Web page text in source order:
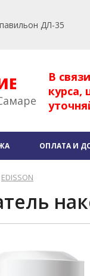
ДЛ-35
В
курса,
ОПЛАТА И
EDISSON